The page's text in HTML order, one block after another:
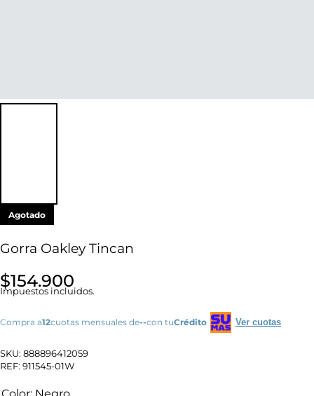
Agotado
Gorra Oakley Tincan
$154.900
Impuestos incluidos.
Compra a12cuotas mensuales de--con tuCrédito Ver cuotas
SKU: 888896412059
REF: 911545-01W
Color: Negro